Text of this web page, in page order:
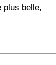
plus belle,